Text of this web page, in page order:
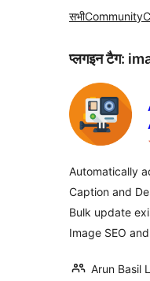
सभीCommunity
प्लगइन टैग:
Automatically
Caption and
Bulk update
Image SEO
Arun Basil